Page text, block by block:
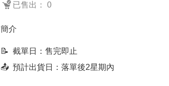
已售出： 0
簡介
📝  截單日：售完即止
📤  預計出貨日：落單後2星期內